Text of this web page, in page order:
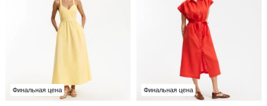
Финальная цена Финальная цена